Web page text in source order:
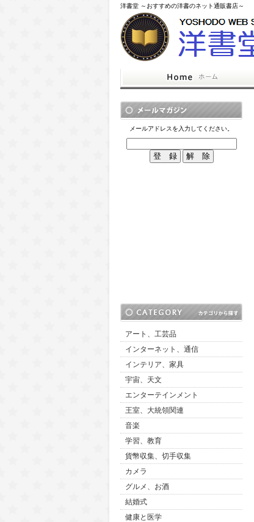
洋書堂 ～おすすめの洋書のネット通販書店～
メールアドレスを入力してください。
アート、工芸品
インターネット、通信
インテリア、家具
宇宙、天文
エンターテインメント
王室、大統領関連
音楽
学習、教育
貨幣収集、切手収集
カメラ
グルメ、お酒
結婚式
健康と医学